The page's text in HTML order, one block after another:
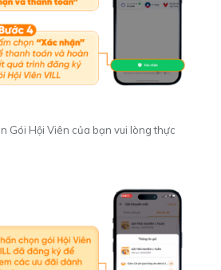
Gói Hội Viên của bạn vui lòng thực